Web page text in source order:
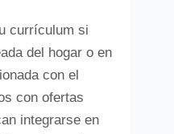
currículum si
del hogar o en
con el
con ofertas
integrarse en